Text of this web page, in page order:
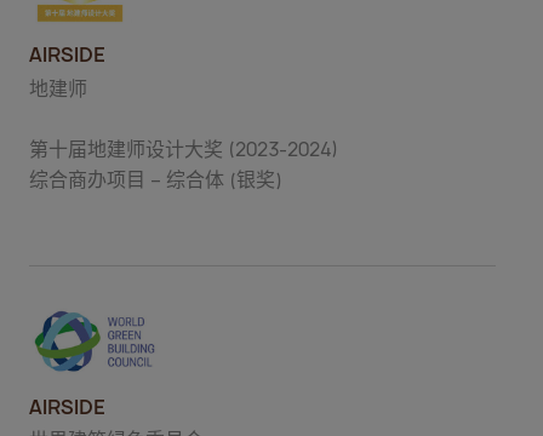
AIRSIDE
地建师
第十届地建师设计大奖 (2023-2024)
综合商办项目 – 综合体 (银奖)
AIRSIDE